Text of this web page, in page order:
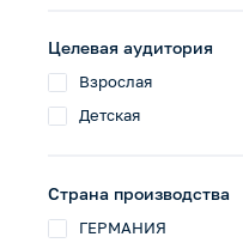
Целевая аудитория
Взрослая
Детская
Страна производства
ГЕРМАНИЯ